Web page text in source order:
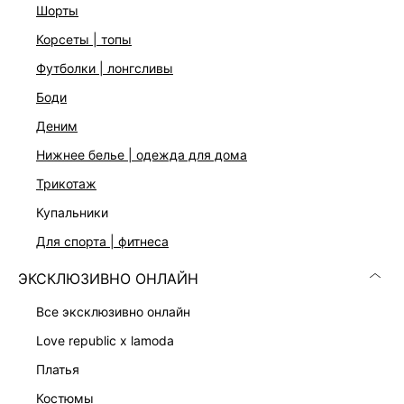
шорты
корсеты | топы
футболки | лонгсливы
боди
деним
нижнее белье | одежда для дома
трикотаж
купальники
для спорта | фитнеса
ЭКСКЛЮЗИВНО ОНЛАЙН
все эксклюзивно онлайн
love republic x lamoda
платья
костюмы
На модели размер 44. Крой модели соответствует
стандартному размеру
ДОСТАВКА И ВОЗВРАТ
Подробные условия доставки и возврата
в AppStore
КАТАЛОГ